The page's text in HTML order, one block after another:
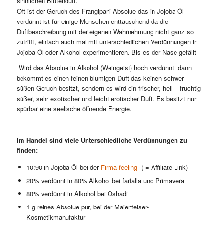
Oft ist der Geruch des Frangipani-Absolue das in Jojoba Öl
verdünnt ist für einige Menschen enttäuschend da die
Duftbeschreibung mit der eigenen Wahrnehmung nicht ganz so
zutrifft, einfach auch mal mit unterschiedlichen Verdünnungen in
Jojoba Öl oder Alkohol experimentieren. Bis es der Nase gefällt.
Wird das Absolue in Alkohol (Weingeist) hoch verdünnt, dann
bekommt es einen feinen blumigen Duft das keinen schwer
süßen Geruch besitzt, sondern es wird ein frischer, hell – fruchtig
süßer, sehr exotischer und leicht erotischer Duft. Es besitzt nun
spürbar eine seelische öffnende Energie.
Im Handel sind viele Unterschiedliche Verdünnungen zu
finden:
10:90 in Jojoba Öl bei der Firma feeling( = Affiliate Link)
20% verdünnt in 80% Alkohol bei farfalla und Primavera
80% verdünnt in Alkohol bei Oshadi
1 g reines Absolue pur, bei der Maienfelser-
Kosmetikmanufaktur